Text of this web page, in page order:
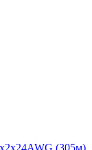
(305м)